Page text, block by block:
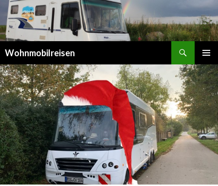
Wohnmobilreisen
MENÜ
ZUM
INHALT